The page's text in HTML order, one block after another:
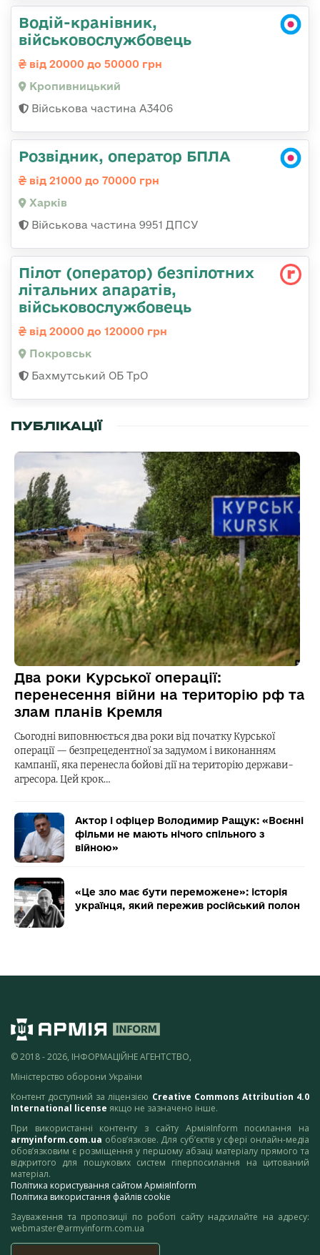
Водій-кранівник,
військовослужбовець
від 20000 до 50000 грн
Кропивницький
Військова частина А3406
Розвідник, оператор БПЛА
від 21000 до 70000 грн
Харків
Військова частина 9951 ДПСУ
Пілот (оператор) безпілотних
літальних апаратів,
військовослужбовець
від 20000 до 120000 грн
Покровськ
Бахмутський ОБ ТрО
ПУБЛІКАЦІЇ
Два роки Курської операції:
перенесення війни на територію рф та
злам планів Кремля
Сьогодні виповнюється два роки від початку Курської
операції — безпрецедентної за задумом і виконанням
кампанії, яка перенесла бойові дії на територію держави-
агресора. Цей крок…
Актор і офіцер Володимир Ращук: «Воєнні
фільми не мають нічого спільного з
війною»
«Це зло має бути переможене»: історія
українця, який пережив російський полон
© 2018 - 2026, ІНФОРМАЦІЙНЕ АГЕНТСТВО,
Міністерство оборони України
Контент доступний за ліцензією Creative Commons Attribution 4.0
International license якщо не зазначено інше.
При використанні контенту з сайту АрміяInform посилання на
armyinform.com.ua обов’язкове. Для суб’єктів у сфері онлайн-медіа
обов’язковим є розміщення у першому абзаці матеріалу прямого та
відкритого для пошукових систем гіперпосилання на цитований
матеріал.
Політика користування сайтом АрміяInform
Політика використання файлів cookie
Зауваження та пропозиції по роботі сайту надсилайте на адресу:
webmaster@armyinform.com.ua